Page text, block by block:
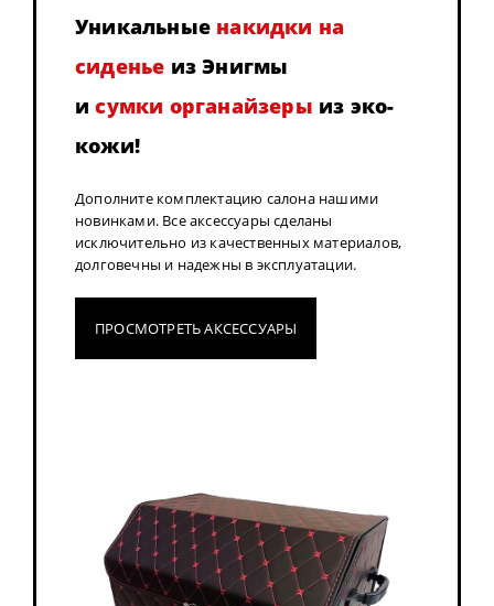
Уникальные накидки на
сиденье из Энигмы
исумки органайзеры из эко-
кожи!
Дополните комплектацию салона нашими
новинками. Все аксессуары сделаны
исключительно из качественных материалов,
долговечны и надежны в эксплуатации.
ПРОСМОТРЕТЬ АКСЕССУАРЫ